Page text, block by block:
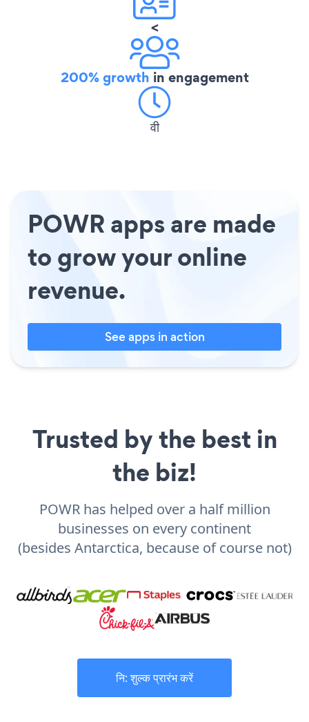
<
200% growth in engagement
वी
POWR apps are made
to grow your online
revenue.
See apps in action
Trusted by the best in
the biz!
POWR has helped over a half million
businesses on every continent
(besides Antarctica, because of course not)
नि: शुल्क प्रारंभ करें